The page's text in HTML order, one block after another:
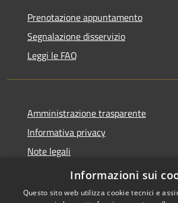
Prenotazione appuntamento
Segnalazione disservizio
Leggi le FAQ
Amministrazione trasparente
Informativa privacy
Note legali
Dichiarazione di accessibilità
Informazioni sui
Questo sito web utilizza cookie tecnici e